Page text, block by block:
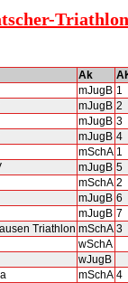
Ak
mJugB 1
mJugB 2
mJugB 3
mJugB 4
mSchA 1
mJugB 5
mSchA 2
mJugB 6
mJugB 7
Triathlon mSchA 3
wSchA
wJugB
mSchA 4